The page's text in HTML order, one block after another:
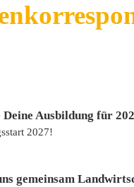
Ausbildung für
2027!
gemeinsam